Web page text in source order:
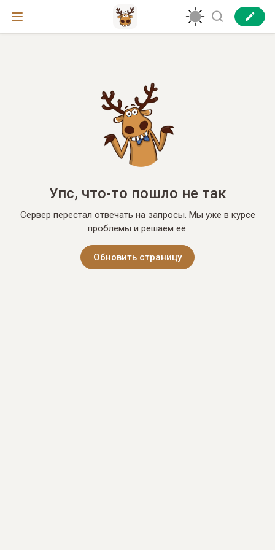
Упс, что-то пошло не так
Сервер перестал отвечать на запросы. Мы уже в курсе
проблемы и решаем её.
Обновить страницу